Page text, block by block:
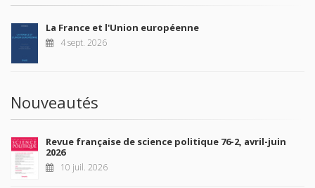
La France et l'Union européenne
4 sept. 2026
Nouveautés
Revue française de science politique 76-2, avril-juin
2026
10 juil. 2026